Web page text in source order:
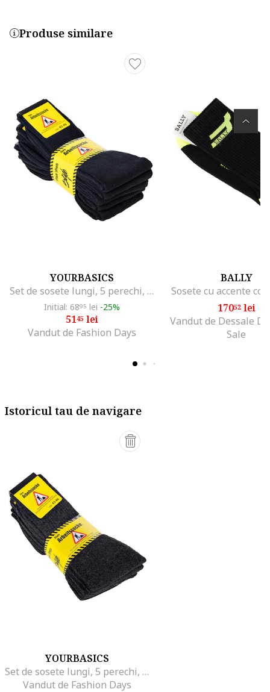
Produse similare
YOURBASICS
Set de sosete lungi, 5 perechi, Negru
Initial: 6895 lei -25%
5145 lei
Vandut de Fashion Days
BALLY
Sosete cu accente
17052lei
Vandut de Dessale
Sale
Istoricul tau de navigare
YOURBASICS
Set de sosete lungi, 5 perechi, Gri antracit
Vandut de Fashion Days